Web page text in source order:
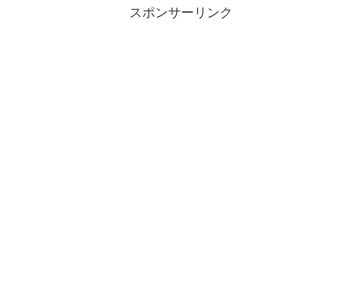
スポンサーリンク